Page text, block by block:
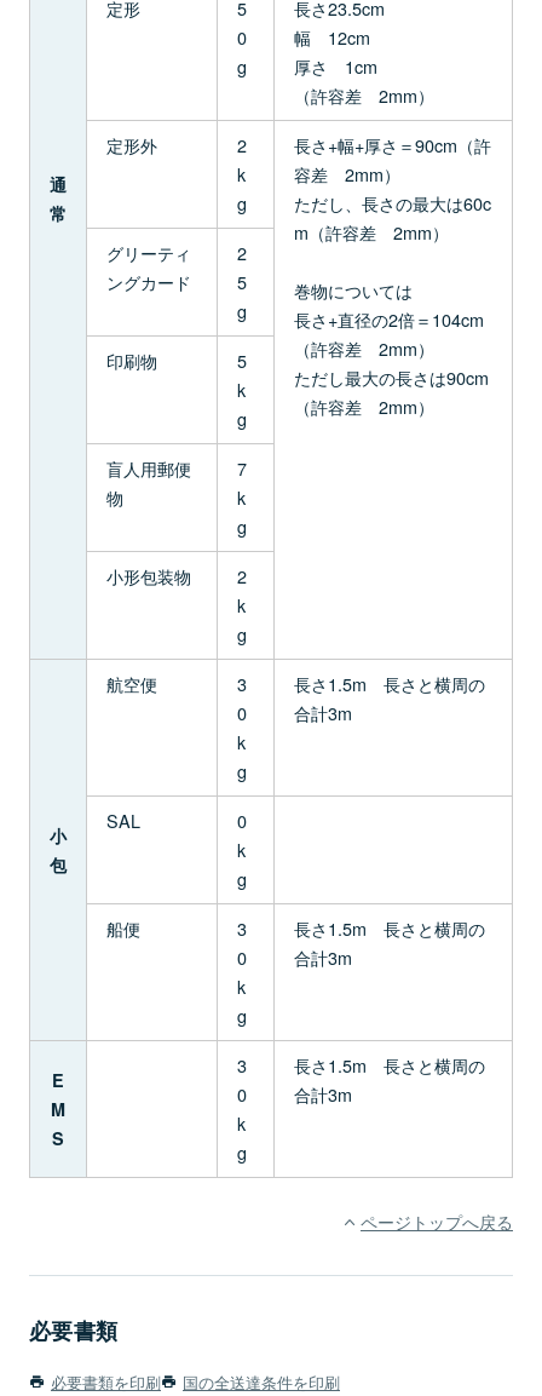
通
常
定形
5
0
g
長さ23.5cm
幅 12cm
厚さ 1cm
（許容差 2mm）
定形外
2
k
g
長さ+幅+厚さ＝90cm（許
容差 2mm）
ただし、長さの最大は60c
m（許容差 2mm）
巻物については
長さ+直径の2倍＝104cm
（許容差 2mm）
ただし最大の長さは90cm
（許容差 2mm）
グリーティ
ングカード
2
5
g
印刷物
5
k
g
盲人用郵便
物
7
k
g
小形包装物
2
k
g
小
包
航空便
3
0
k
g
長さ1.5m 長さと横周の
合計3m
SAL
0
k
g
船便
3
0
k
g
長さ1.5m 長さと横周の
合計3m
E
M
S
3
0
k
g
長さ1.5m 長さと横周の
合計3m
ページトップへ戻る
必要書類
必要書類を印刷 国の全送達条件を印刷